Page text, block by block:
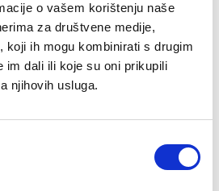
o vašem korištenju naše
za društvene medije,
koji ih mogu kombinirati s drugim
im dali ili koje su oni prikupili
njihovih usluga.
U KORPU